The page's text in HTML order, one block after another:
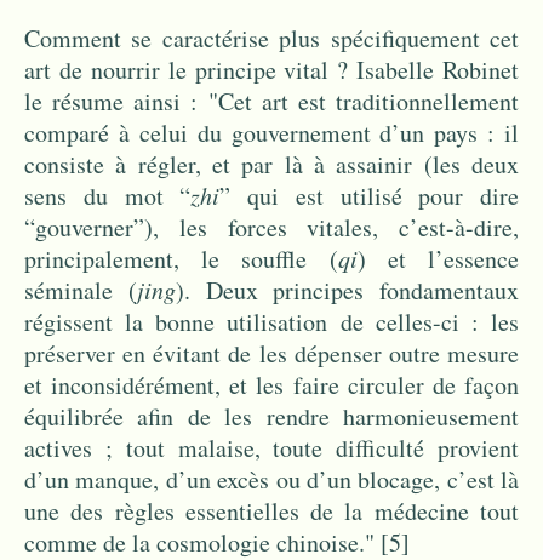
Comment se caractérise plus spécifiquement cet
art de nourrir le principe vital ? Isabelle Robinet
le résume ainsi : "Cet art est traditionnellement
comparé à celui du gouvernement d’un pays : il
consiste à régler, et par là à assainir (les deux
sens du mot “zhi” qui est utilisé pour dire
“gouverner”), les forces vitales, c’est-à-dire,
principalement, le souffle (qi) et l’essence
séminale (jing). Deux principes fondamentaux
régissent la bonne utilisation de celles-ci : les
préserver en évitant de les dépenser outre mesure
et inconsidérément, et les faire circuler de façon
équilibrée afin de les rendre harmonieusement
actives ; tout malaise, toute difficulté provient
d’un manque, d’un excès ou d’un blocage, c’est là
une des règles essentielles de la médecine tout
comme de la cosmologie chinoise." [5]